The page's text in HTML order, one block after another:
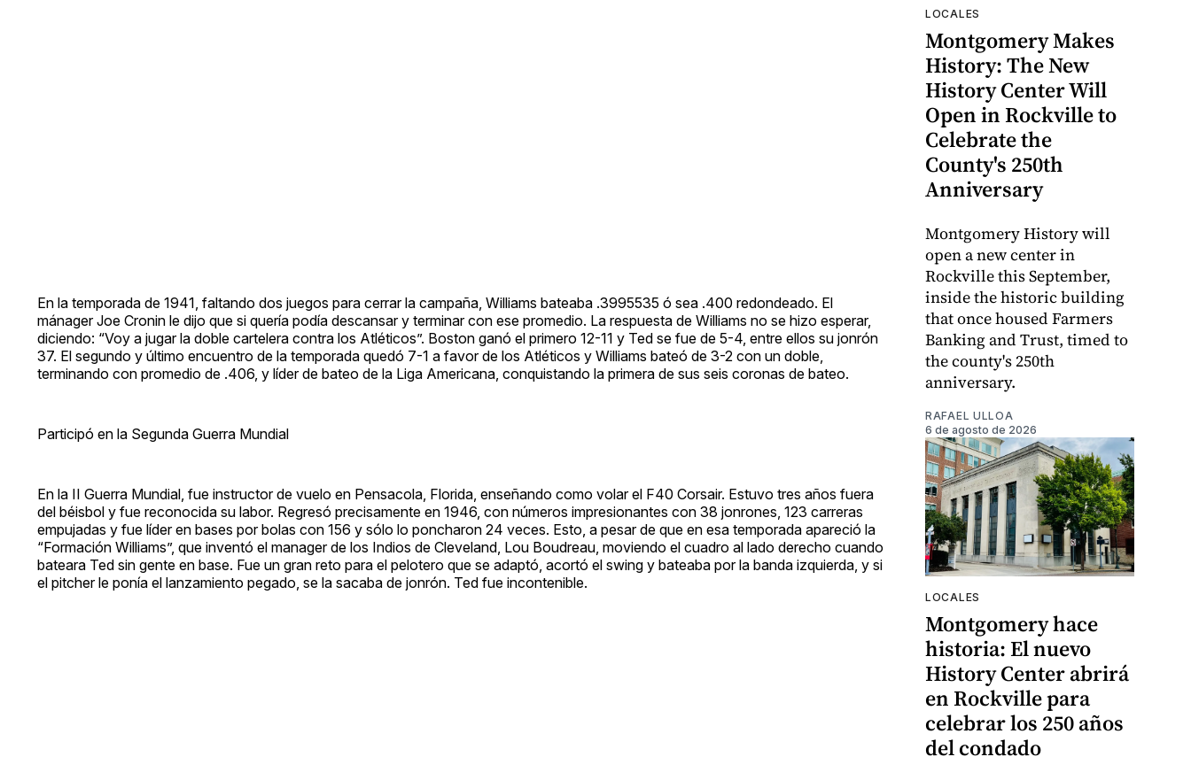
En la temporada de 1941, faltando dos juegos para cerrar la campaña, Williams bateaba .3995535 ó sea .400 redondeado. El
mánager Joe Cronin le dijo que si quería podía descansar y terminar con ese promedio. La respuesta de Williams no se hizo esperar,
diciendo: “Voy a jugar la doble cartelera contra los Atléticos”. Boston ganó el primero 12-11 y Ted se fue de 5-4, entre ellos su jonrón
37. El segundo y último encuentro de la temporada quedó 7-1 a favor de los Atléticos y Williams bateó de 3-2 con un doble,
terminando con promedio de .406, y líder de bateo de la Liga Americana, conquistando la primera de sus seis coronas de bateo.
Participó en la Segunda Guerra Mundial
En la II Guerra Mundial, fue instructor de vuelo en Pensacola, Florida, enseñando como volar el F40 Corsair. Estuvo tres años fuera
del béisbol y fue reconocida su labor. Regresó precisamente en 1946, con números impresionantes con 38 jonrones, 123 carreras
empujadas y fue líder en bases por bolas con 156 y sólo lo poncharon 24 veces. Esto, a pesar de que en esa temporada apareció la
“Formación Williams”, que inventó el manager de los Indios de Cleveland, Lou Boudreau, moviendo el cuadro al lado derecho cuando
bateara Ted sin gente en base. Fue un gran reto para el pelotero que se adaptó, acortó el swing y bateaba por la banda izquierda, y si
el pitcher le ponía el lanzamiento pegado, se la sacaba de jonrón. Ted fue incontenible.
LOCALES
Montgomery Makes
History: The New
History Center Will
Open in Rockville to
Celebrate the
County's 250th
Anniversary
Montgomery History will
open a new center in
Rockville this September,
inside the historic building
that once housed Farmers
Banking and Trust, timed to
the county's 250th
anniversary.
RAFAEL ULLOA
6 de agosto de 2026
LOCALES
Montgomery hace
historia: El nuevo
History Center abrirá
en Rockville para
celebrar los 250 años
del condado